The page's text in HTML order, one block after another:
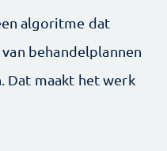
algoritme dat
behandelplannen
Dat maakt het werk